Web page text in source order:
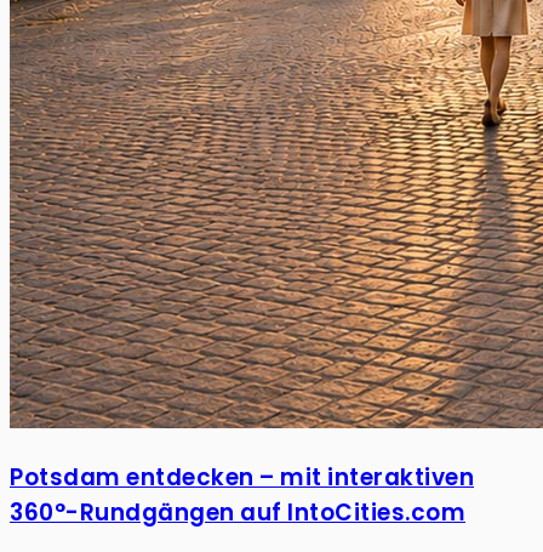
Potsdam entdecken – mit interaktiven
360°-Rundgängen auf IntoCities.com